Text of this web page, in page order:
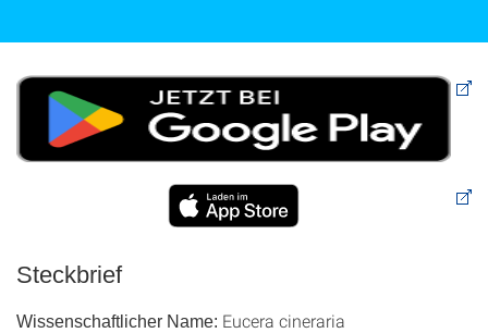
Steckbrief
Wissenschaftlicher Name: Eucera cineraria